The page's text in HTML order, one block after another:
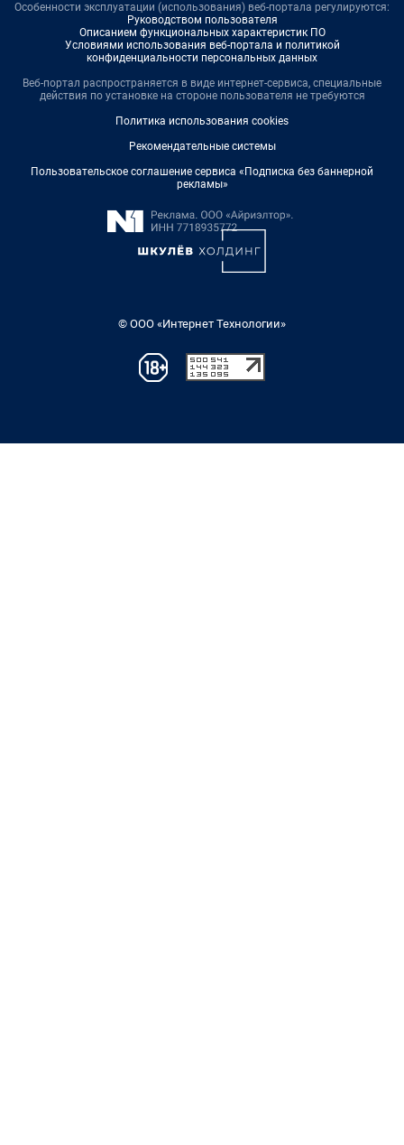
Особенности эксплуатации (использования) веб-портала регулируются:
Руководством пользователя
Описанием функциональных характеристик ПО
Условиями использования веб-портала и политикой
конфиденциальности персональных данных
Веб-портал распространяется в виде интернет-сервиса, специальные
действия по установке на стороне пользователя не требуются
Политика использования cookies
Рекомендательные системы
Пользовательское соглашение сервиса «Подписка без баннерной
рекламы»
© ООО «Интернет Технологии»